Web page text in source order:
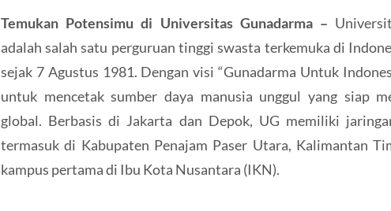
Temukan Potensimu di Universitas Gunadarma –
adalah salah satu perguruan tinggi swasta terkemuka di
sejak 7 Agustus 1981. Dengan visi “Gunadarma Untuk
untuk mencetak sumber daya manusia unggul yang siap
global. Berbasis di Jakarta dan Depok, UG memiliki
termasuk di Kabupaten Penajam Paser Utara, Kalimantan
kampus pertama di Ibu Kota Nusantara (IKN).